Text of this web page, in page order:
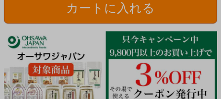
カートに入れる